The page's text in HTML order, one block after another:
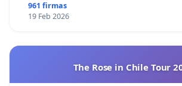
961 firmas
19 Feb 2026
The Rose in Chile Tour